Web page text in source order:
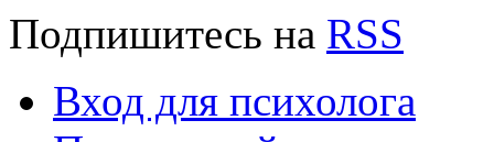
Подпишитесь на RSS
Вход для психолога